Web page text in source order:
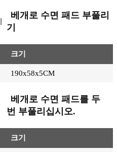
베개로 수면 패드 부풀리
기
크기
190x58x5CM
베개로 수면 패드를 두
번 부풀리십시오.
크기